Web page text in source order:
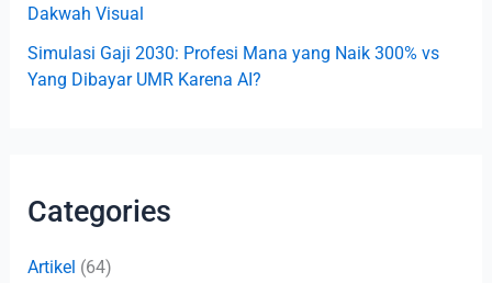
Dakwah Visual
Simulasi Gaji 2030: Profesi Mana yang Naik 300% vs
Yang Dibayar UMR Karena AI?
Categories
Artikel (64)